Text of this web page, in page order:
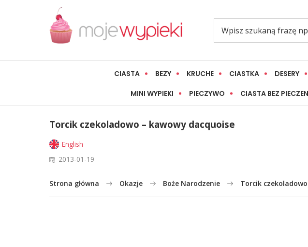
CIASTA BEZY KRUCHE CIASTKA DESERY
MINI WYPIEKI PIECZYWO CIASTA BEZ
Torcik czekoladowo – kawowy dacquoise
English
2013-01-19
Strona główna Okazje Boże Narodzenie Torcik